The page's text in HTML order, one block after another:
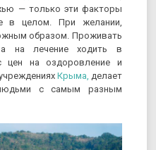
— только эти факторы
в целом. При желании,
образом. Проживать
а на лечение ходить в
цен на оздоровление и
Крыма, делает
с самым разным